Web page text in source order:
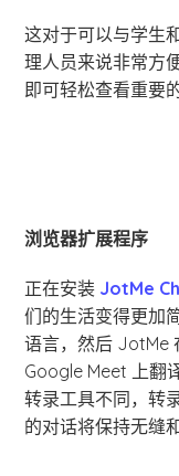
这对于可以与学生
理人员来说非常方
即可轻松查看重要
浏览器扩展程序
正在安装 JotMe
们的生活变得更加
语言，然后 JotMe
Google Meet 上翻
转录工具不同，转
的对话将保持无缝